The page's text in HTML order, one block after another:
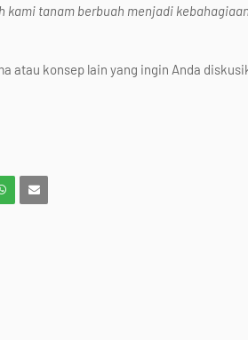
tanam berbuah menjadi
atau konsep lain yang ingin Anda